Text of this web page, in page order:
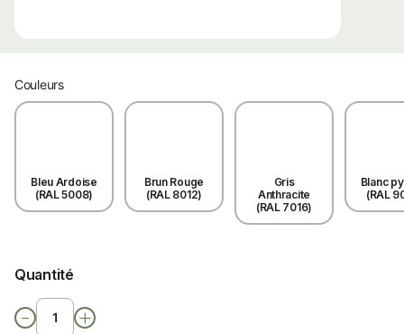
Couleurs
Bleu Ardoise
(RAL 5008)
Brun Rouge
(RAL 8012)
Gris
Anthracite
(RAL 7016)
Blanc
(RAL
Quantité
- +